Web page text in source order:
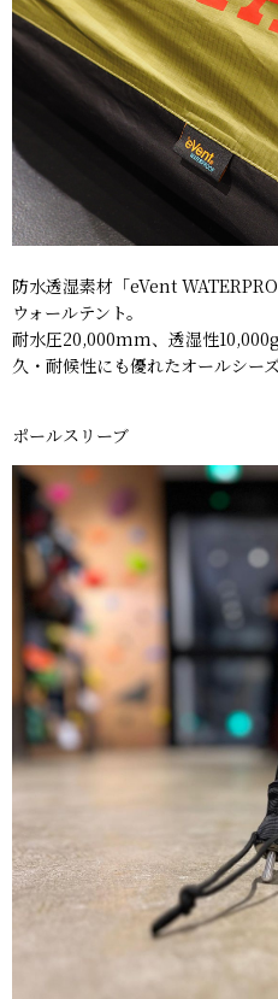
防水透湿素材「eVent
ウォールテント。
耐水圧20,000mm、透湿性
久・耐候性にも優れたオールシー
ポールスリーブ